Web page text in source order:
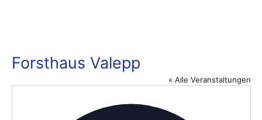
Forsthaus Valepp
« Alle Veranstaltungen